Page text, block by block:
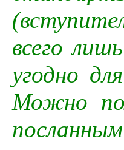
всего
угодно
Можно